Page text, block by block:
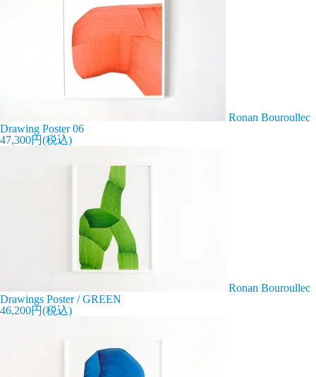
Ronan Bouroullec
Drawing Poster 06
47,300円(税込)
Ronan Bouroullec
Drawings Poster / GREEN
46,200円(税込)